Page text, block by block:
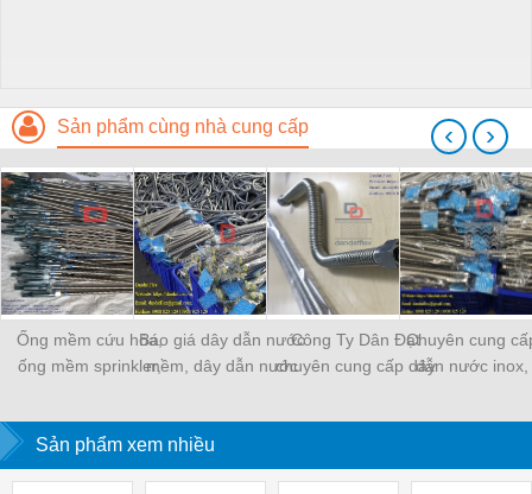
Sản phẩm cùng nhà cung cấp
Ống mềm cứu hỏa,
ống mềm sprinkler,
cao cấp
Báo giá dây dẫn nước
mềm, dây dẫn nước
Công Ty Dân Đạt
chuyên cung cấp dây
mềm cấp nước chịu
Chuyên cung
dẫn nước inox,
nhiệt uy tín
‹ ›
Sản phẩm xem nhiều